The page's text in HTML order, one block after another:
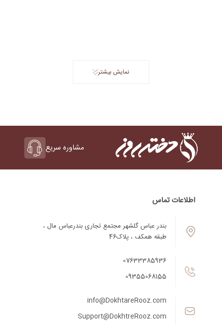
نمایش بیشتر
مشاوره سریع
اطلاعات تماس
بندر عباس گلشهر مجتمع تجاری بندرعباس مال ،
طبقه همکف ، پلاک46
07633385936
09355068155
info@DokhtareRooz.com
Support@DokhtreRooz.com